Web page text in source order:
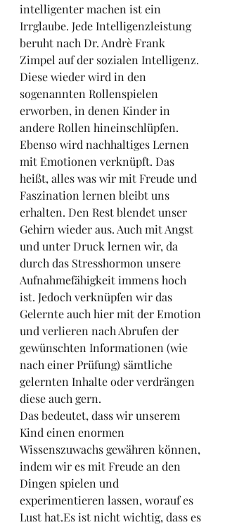
intelligenter machen ist ein
Irrglaube. Jede Intelligenzleistung
beruht nach Dr. Andrè Frank
Zimpel auf der sozialen Intelligenz.
Diese wieder wird in den
sogenannten Rollenspielen
erworben, in denen Kinder in
andere Rollen hineinschlüpfen.
Ebenso wird nachhaltiges Lernen
mit Emotionen verknüpft. Das
heißt, alles was wir mit Freude und
Faszination lernen bleibt uns
erhalten. Den Rest blendet unser
Gehirn wieder aus. Auch mit Angst
und unter Druck lernen wir, da
durch das Stresshormon unsere
Aufnahmefähigkeit immens hoch
ist. Jedoch verknüpfen wir das
Gelernte auch hier mit der Emotion
und verlieren nach Abrufen der
gewünschten Informationen (wie
nach einer Prüfung) sämtliche
gelernten Inhalte oder verdrängen
diese auch gern.
Das bedeutet, dass wir unserem
Kind einen enormen
Wissenszuwachs gewähren können,
indem wir es mit Freude an den
Dingen spielen und
experimentieren lassen, worauf es
Lust hat.Es ist nicht wichtig, dass es